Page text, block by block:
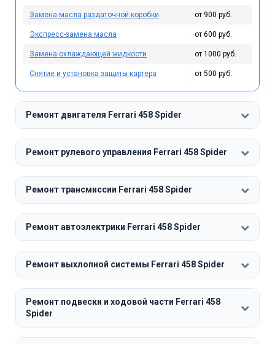
Замена масла раздаточной коробки от 900 руб.
Экспресс-замена масла от 600 руб.
Замена охлаждающей жидкости от 1000 руб.
Снятие и установка защиты картера от 500 руб.
Ремонт двигателя Ferrari 458 Spider
Ремонт рулевого управления Ferrari 458 Spider
Ремонт трансмиссии Ferrari 458 Spider
Ремонт автоэлектрики Ferrari 458 Spider
Ремонт выхлопной системы Ferrari 458 Spider
Ремонт подвески и ходовой части Ferrari 458
Spider